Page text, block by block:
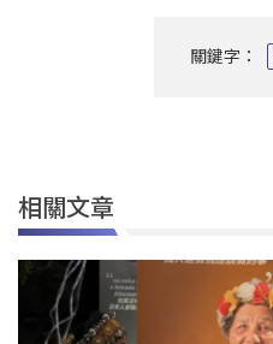
關鍵字：
相關文章